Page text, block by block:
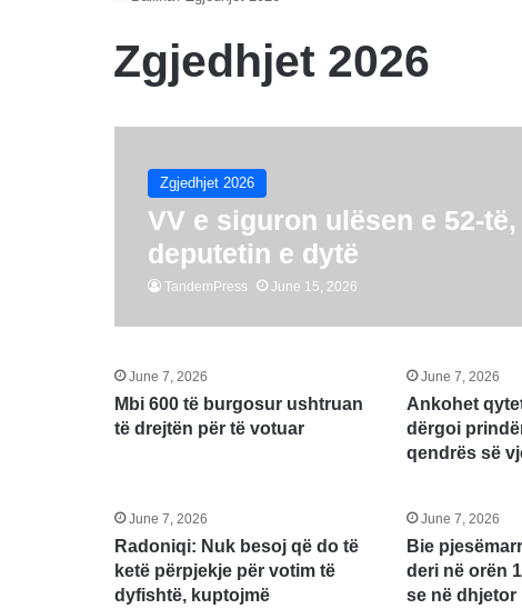
Zgjedhjet 2026
Zgjedhjet 2026
VV e siguron ulësen e 52-
deputetin e dytë
TandemPress June 15, 2026
June 7, 2026
Mbi 600 të burgosur ushtruan
të drejtën për të votuar
June 7, 2026
Ankohet
dërgoi
qendrës së
June 7, 2026
Radoniqi: Nuk besoj që do të
ketë përpjekje për votim të
dyfishtë, kuptojmë
June 7, 2026
Bie
deri në orën
se në dhjetor